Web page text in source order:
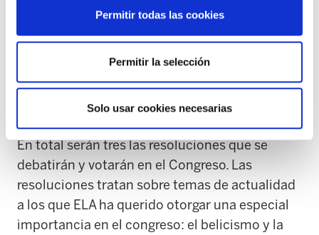
Permitir todas las cookies
Permitir la selección
Solo usar cookies necesarias
empeño será imprescindible la participación,
organización, movilización y las huelgas de las
Debate y votación de las resoluciones
En total serán tres las resoluciones que se
debatirán y votarán en el Congreso. Las
resoluciones tratan sobre temas de actualidad
a los que ELA ha querido otorgar una especial
importancia en el congreso: el belicismo y la